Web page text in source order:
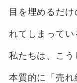
目を埋めるだ
れてしまってい
私たちは、こう
本質的に「売